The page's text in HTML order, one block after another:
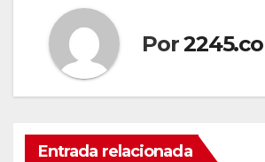
Por
Entrada relacionada